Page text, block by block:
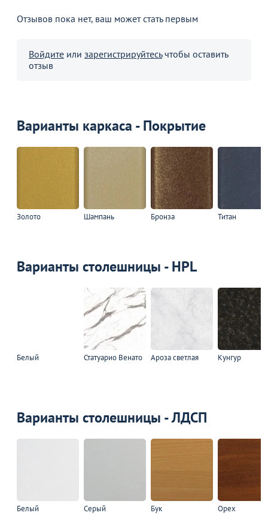
Отзывов пока нет, ваш может стать первым
Войдите или зарегистрируйтесьчтобы оставить
отзыв
Варианты каркаса - Покрытие
Золото Шампань Бронза Титан
Варианты столешницы - HPL
Белый Статуарио Венато Ароза светлая Кунгур
Варианты столешницы - ЛДСП
Белый Серый Бук Орех